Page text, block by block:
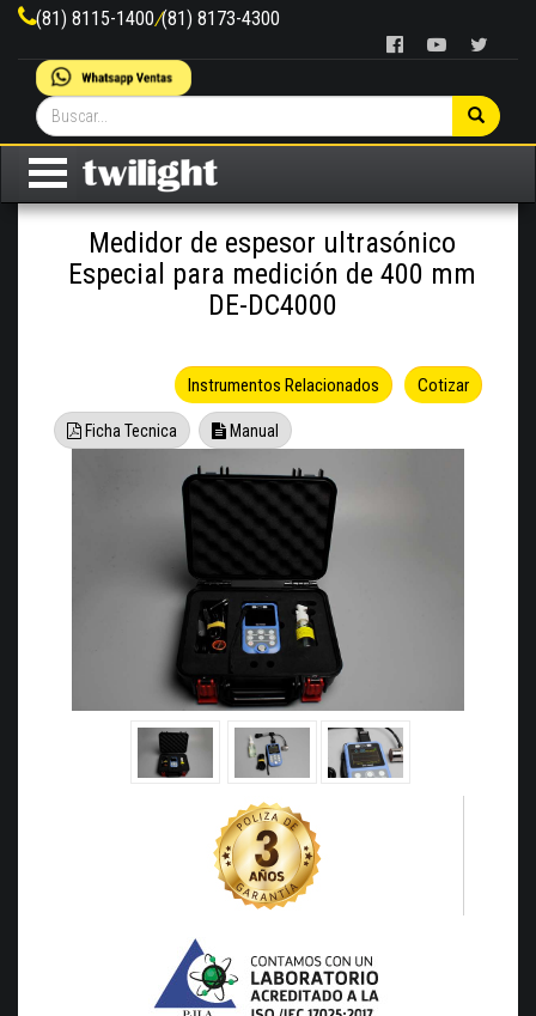
(81) 8115-1400/(81) 8173-4300
Medidor de espesor ultrasónico
Especial para medición de 400 mm
DE-DC4000
Cotizar
Instrumentos Relacionados
Ficha Tecnica Manual